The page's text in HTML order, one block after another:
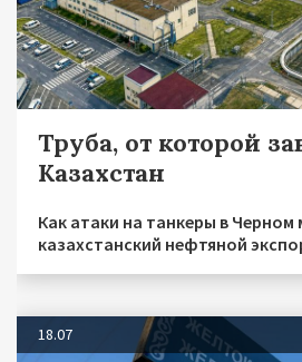
Труба, от которой
Казахстан
Как атаки на танкеры в
казахстанский нефтяной
18.07